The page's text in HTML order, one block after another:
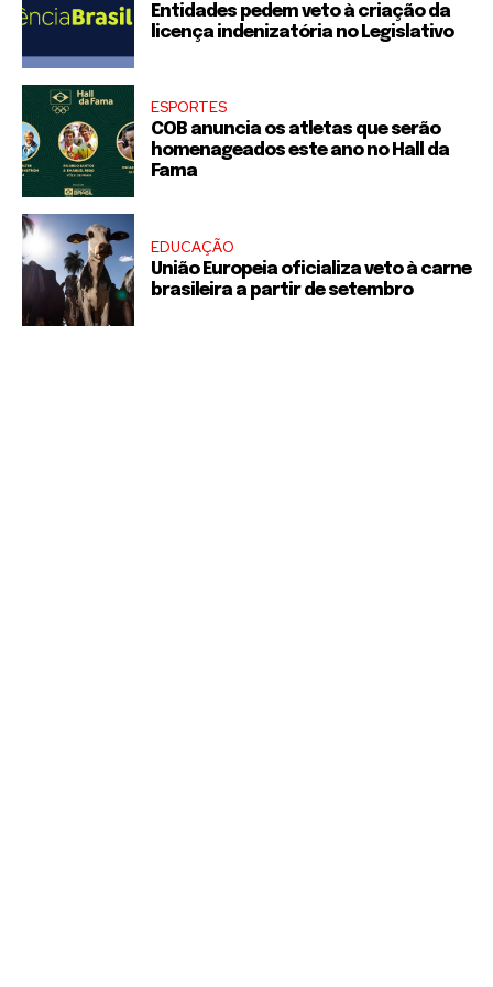
Entidades pedem veto à criação da
licença indenizatória no Legislativo
ESPORTES
COB anuncia os atletas que serão
homenageados este ano no Hall da
Fama
EDUCAÇÃO
União Europeia oficializa veto à carne
brasileira a partir de setembro